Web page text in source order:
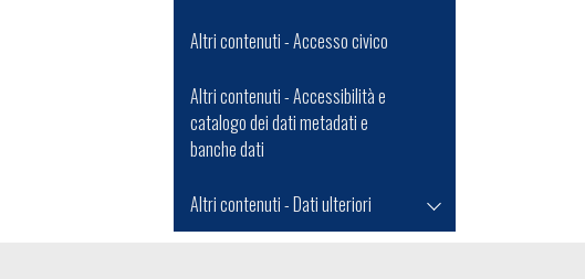
Altri contenuti - Accesso civico
Altri contenuti - Accessibilità e
catalogo dei dati metadati e
banche dati
Altri contenuti - Dati ulteriori